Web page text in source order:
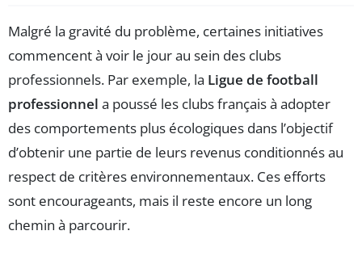
Malgré la gravité du problème, certaines initiatives
commencent à voir le jour au sein des clubs
professionnels. Par exemple, la Ligue de football
professionnel a poussé les clubs français à adopter
des comportements plus écologiques dans l’objectif
d’obtenir une partie de leurs revenus conditionnés au
respect de critères environnementaux. Ces efforts
sont encourageants, mais il reste encore un long
chemin à parcourir.